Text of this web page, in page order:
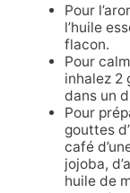
Pour
l’huile
flacon.
Pour
inhalez 2
dans un
Pour
gouttes
café
jojoba,
huile de